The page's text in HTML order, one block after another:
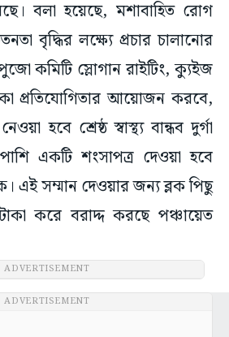
বলা হয়েছে, মশাবাহিত রোগ
বৃদ্ধির লক্ষ্যে প্রচার চালানোর
কমিটি স্লোগান রাইটিং, ক্যুইজ
প্রতিযোগিতার আয়োজন করবে,
হবে শ্রেষ্ঠ স্বাস্থ্য বান্ধব দুর্গা
একটি শংসাপত্র দেওয়া হবে
এই সম্মান দেওয়ার জন্য ব্লক পিছু
করে বরাদ্দ করছে পঞ্চায়েত
ADVERTISEMENT
ADVERTISEMENT